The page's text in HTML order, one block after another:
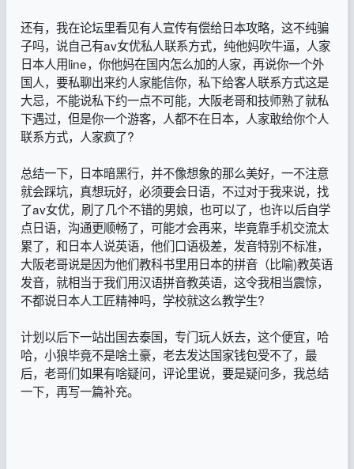
还有，我在论坛里看见有人宣传有偿给日本攻略，这不纯骗
子吗，说自己有av女优私人联系方式，纯他妈吹牛逼，人家
日本人用line，你他妈在国内怎么加的人家，再说你一个外
国人，要私聊出来约人家能信你，私下给客人联系方式这是
大忌，不能说私下约一点不可能，大阪老哥和技师熟了就私
下遇过，但是你一个游客，人都不在日本，人家敢给你个人
联系方式，人家疯了?
总结一下，日本暗黑行，并不像想象的那么美好，一不注意
就会踩坑，真想玩好，必须要会日语，不过对于我来说，找
了av女优，刷了几个不错的男娘，也可以了，也许以后自学
点日语，沟通更顺畅了，可能才会再来，毕竟靠手机交流太
累了，和日本人说英语，他们口语极差，发音特别不标准，
大阪老哥说是因为他们教科书里用日本的拼音（比喻)教英语
发音，就相当于我们用汉语拼音教英语，这令我相当震惊，
不都说日本人工匠精神吗，学校就这么教学生?
计划以后下一站出国去泰国，专门玩人妖去，这个便宜，哈
哈，小狼毕竟不是啥土豪，老去发达国家钱包受不了，最
后，老哥们如果有啥疑问，评论里说，要是疑问多，我总结
一下，再写一篇补充。